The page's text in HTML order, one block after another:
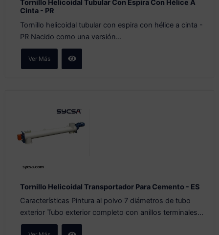
Tornillo Helicoidal Tubular Con Espira Con Hélice A
Cinta - PR
Tornillo helicoidal tubular con espira con hélice a cinta -
PR Nacido como una versión...
Ver Más
Tornillo Helicoidal Transportador Para Cemento - ES
Características Pintura al polvo 7 diámetros de tubo
exterior Tubo exterior completo con anillos terminales...